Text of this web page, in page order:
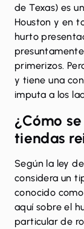
de Texas) es
Houston y en
hurto
primerizos.
y tiene una
imputa a los
¿Cómo
tiendas
Según la ley
considera un
conocido
aquí sobre el
particular de